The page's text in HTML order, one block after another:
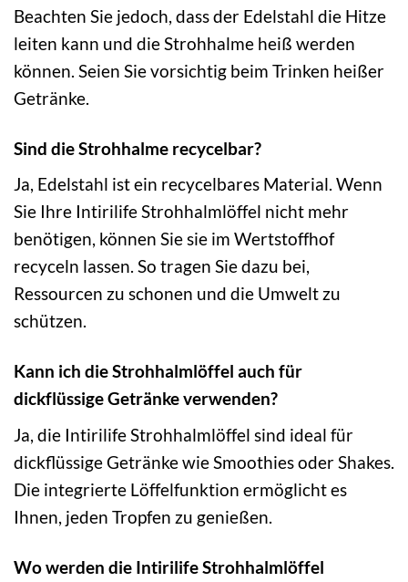
Beachten Sie jedoch, dass der Edelstahl die Hitze
leiten kann und die Strohhalme heiß werden
können. Seien Sie vorsichtig beim Trinken heißer
Getränke.
Sind die Strohhalme recycelbar?
Ja, Edelstahl ist ein recycelbares Material. Wenn
Sie Ihre Intirilife Strohhalmlöffel nicht mehr
benötigen, können Sie sie im Wertstoffhof
recyceln lassen. So tragen Sie dazu bei,
Ressourcen zu schonen und die Umwelt zu
schützen.
Kann ich die Strohhalmlöffel auch für
dickflüssige Getränke verwenden?
Ja, die Intirilife Strohhalmlöffel sind ideal für
dickflüssige Getränke wie Smoothies oder Shakes.
Die integrierte Löffelfunktion ermöglicht es
Ihnen, jeden Tropfen zu genießen.
Wo werden die Intirilife Strohhalmlöffel